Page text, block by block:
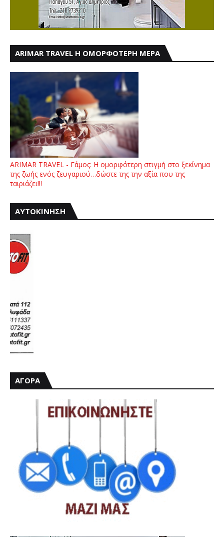
ARIMAR TRAVEL Η ΟΜΟΡΦΟΤΕΡΗ ΜΕΡΑ
ARIMAR TRAVEL - Γάμος: Η ομορφότερη στιγμή στο ξεκίνημα
της ζωής ενός ζευγαριού…δώστε της την αξία που της
ταιριάζει!!!
ΑΥΤΟΚΙΝΗΣΗ
ΑΓΟΡΑ